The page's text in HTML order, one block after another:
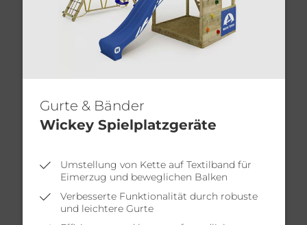
Gurte & Bänder
Wickey Spielplatzgeräte
Umstellung von Kette auf Textilband für
Eimerzug und beweglichen Balken
Verbesserte Funktionalität durch robuste
und leichtere Gurte